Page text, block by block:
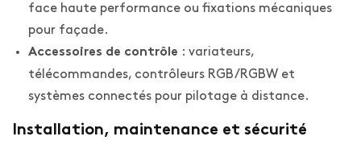
face haute performance ou fixations mécaniques
pour façade.
Accessoires de contrôle : variateurs,
télécommandes, contrôleurs RGB/RGBW et
systèmes connectés pour pilotage à distance.
Installation, maintenance et sécurité